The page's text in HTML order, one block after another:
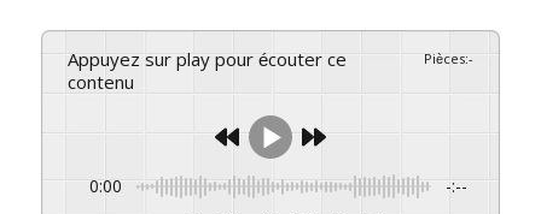
Appuyez sur play pour écouter ce
contenu
Pièces:-
0:00 -:--